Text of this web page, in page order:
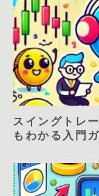
スイングトレ
もわかる入門